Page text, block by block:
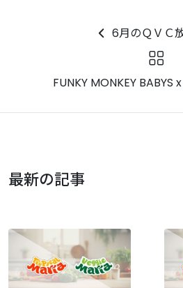
6月のＱＶＣ
FUNKY MONKEY BABYS
最新の記事